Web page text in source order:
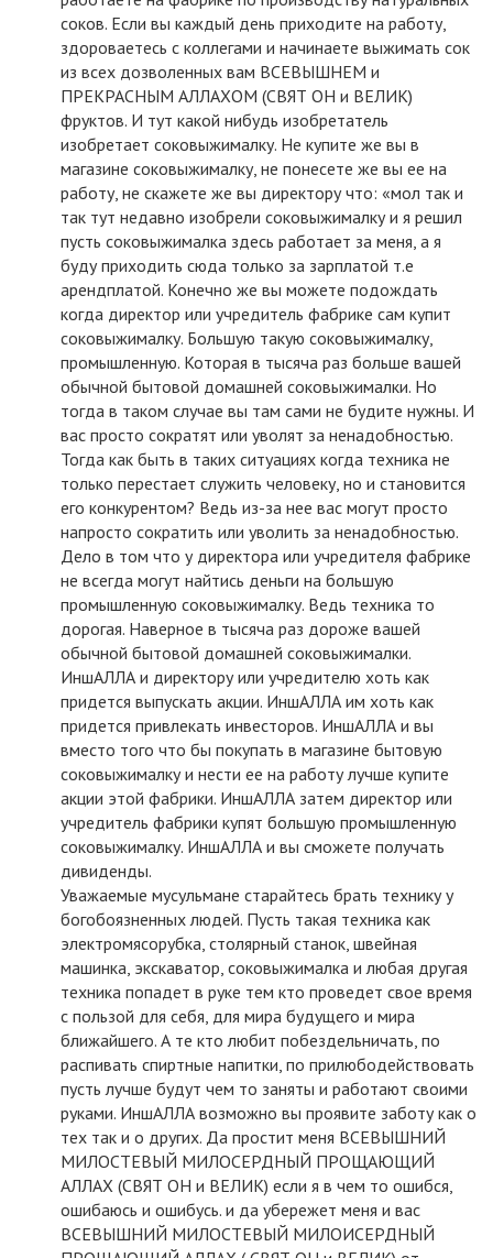
соков. Если вы каждый день приходите на работу,
здороваетесь с коллегами и начинаете выжимать сок
из всех дозволенных вам ВСЕВЫШНЕМ и
ПРЕКРАСНЫМ АЛЛАХОМ (СВЯТ ОН и ВЕЛИК)
фруктов. И тут какой нибудь изобретатель
изобретает соковыжималку. Не купите же вы в
магазине соковыжималку, не понесете же вы ее на
работу, не скажете же вы директору что: «мол так и
так тут недавно изобрели соковыжималку и я решил
пусть соковыжималка здесь работает за меня, а я
буду приходить сюда только за зарплатой т.е
арендплатой. Конечно же вы можете подождать
когда директор или учредитель фабрике сам купит
соковыжималку. Большую такую соковыжималку,
промышленную. Которая в тысяча раз больше вашей
обычной бытовой домашней соковыжималки. Но
тогда в таком случае вы там сами не будите нужны. И
вас просто сократят или уволят за ненадобностью.
Тогда как быть в таких ситуациях когда техника не
только перестает служить человеку, но и становится
его конкурентом? Ведь из-за нее вас могут просто
напросто сократить или уволить за ненадобностью.
Дело в том что у директора или учредителя фабрике
не всегда могут найтись деньги на большую
промышленную соковыжималку. Ведь техника то
дорогая. Наверное в тысяча раз дороже вашей
обычной бытовой домашней соковыжималки.
ИншАЛЛА и директору или учредителю хоть как
придется выпускать акции. ИншАЛЛА им хоть как
придется привлекать инвесторов. ИншАЛЛА и вы
вместо того что бы покупать в магазине бытовую
соковыжималку и нести ее на работу лучше купите
акции этой фабрики. ИншАЛЛА затем директор или
учредитель фабрики купят большую промышленную
соковыжималку. ИншАЛЛА и вы сможете получать
дивиденды.
Уважаемые мусульмане старайтесь брать технику у
богобоязненных людей. Пусть такая техника как
электромясорубка, столярный станок, швейная
машинка, экскаватор, соковыжималка и любая другая
техника попадет в руке тем кто проведет свое время
с пользой для себя, для мира будущего и мира
ближайшего. А те кто любит побездельничать, по
распивать спиртные напитки, по прилюбодействовать
пусть лучше будут чем то заняты и работают своими
руками. ИншАЛЛА возможно вы проявите заботу как о
тех так и о других. Да простит меня ВСЕВЫШНИЙ
МИЛОСТЕВЫЙ МИЛОСЕРДНЫЙ ПРОЩАЮЩИЙ
АЛЛАХ (СВЯТ ОН и ВЕЛИК) если я в чем то ошибся,
ошибаюсь и ошибусь. и да убережет меня и вас
ВСЕВЫШНИЙ МИЛОСТЕВЫЙ МИЛОИСЕРДНЫЙ